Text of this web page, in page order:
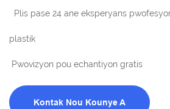
Plis pase 24 ane eksperyans
plastik
Pwovizyon pou echantiyon gratis
Kontak Nou Kounye A